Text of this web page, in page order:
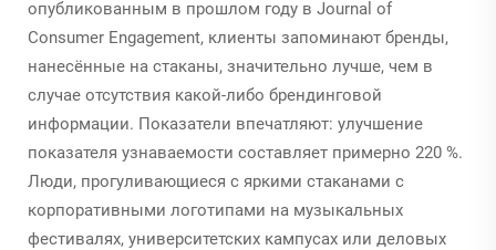
опубликованным в прошлом году в Journal of
Consumer Engagement, клиенты запоминают бренды,
нанесённые на стаканы, значительно лучше, чем в
случае отсутствия какой-либо брендинговой
информации. Показатели впечатляют: улучшение
показателя узнаваемости составляет примерно 220 %.
Люди, прогуливающиеся с яркими стаканами с
корпоративными логотипами на музыкальных
фестивалях, университетских кампусах или деловых